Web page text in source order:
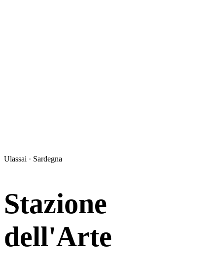
Ulassai · Sardegna
Stazione
dell'Arte